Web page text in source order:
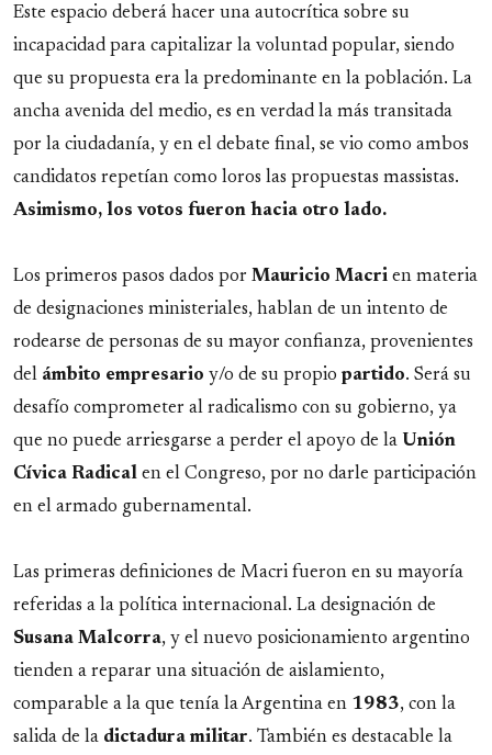
Este espacio deberá hacer una autocrítica sobre su
incapacidad para capitalizar la voluntad popular, siendo
que su propuesta era la predominante en la población. La
ancha avenida del medio, es en verdad la más transitada
por la ciudadanía, y en el debate final, se vio como ambos
candidatos repetían como loros las propuestas massistas.
Asimismo, los votos fueron hacia otro lado.
Los primeros pasos dados por Mauricio Macri en materia
de designaciones ministeriales, hablan de un intento de
rodearse de personas de su mayor confianza, provenientes
del ámbito empresario y/o de su propio partido. Será su
desafío comprometer al radicalismo con su gobierno, ya
que no puede arriesgarse a perder el apoyo de la Unión
Cívica Radical en el Congreso, por no darle participación
en el armado gubernamental.
Las primeras definiciones de Macri fueron en su mayoría
referidas a la política internacional. La designación de
Susana Malcorra, y el nuevo posicionamiento argentino
tienden a reparar una situación de aislamiento,
comparable a la que tenía la Argentina en 1983, con la
salida de la dictadura militar. También es destacable la